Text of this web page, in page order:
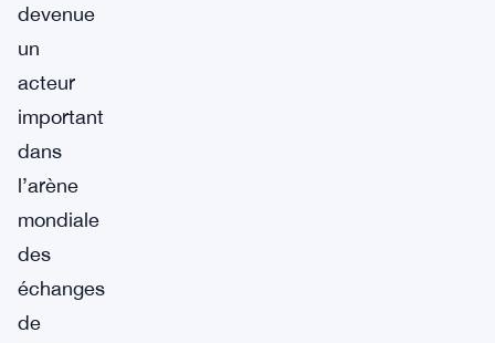
devenue
un
acteur
important
dans
l’arène
mondiale
des
échanges
de